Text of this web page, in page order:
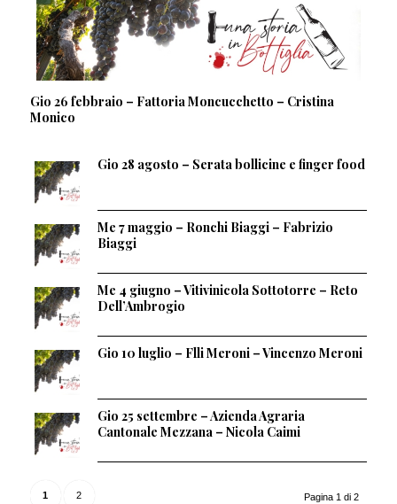
Gio 26 febbraio – Fattoria Moncucchetto – Cristina
Monico
Gio 28 agosto – Serata bollicine e finger food
Me 7 maggio – Ronchi Biaggi – Fabrizio
Biaggi
Me 4 giugno – Vitivinicola Sottotorre – Reto
Dell’Ambrogio
Gio 10 luglio – Flli Meroni – Vincenzo Meroni
Gio 25 settembre – Azienda Agraria
Cantonale Mezzana – Nicola Caimi
Pagina 1 di 2
1 2